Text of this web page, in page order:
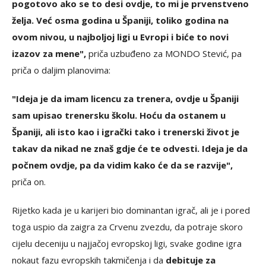
pogotovo ako se to desi ovdje, to mi je prvenstveno
želja. Već osma godina u Španiji, toliko godina na
ovom nivou, u najboljoj ligi u Evropi i biće to novi
izazov za mene", priča uzbuđeno za MONDO Stević, pa
priča o daljim planovima:
"Ideja je da imam licencu za trenera, ovdje u Španiji
sam upisao trenersku školu. Hoću da ostanem u
Španiji, ali isto kao i igrački tako i trenerski život je
takav da nikad ne znaš gdje će te odvesti. Ideja je da
počnem ovdje, pa da vidim kako će da se razvije",
priča on.
Rijetko kada je u karijeri bio dominantan igrač, ali je i pored
toga uspio da zaigra za Crvenu zvezdu, da potraje skoro
cijelu deceniju u najjačoj evropskoj ligi, svake godine igra
nokaut fazu evropskih takmičenja i da debituje za